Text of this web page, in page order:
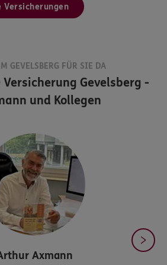
Versicherungen
GEVELSBERG FÜR SIE DA
Versicherung Gevelsberg -
und Kollegen
Axmann